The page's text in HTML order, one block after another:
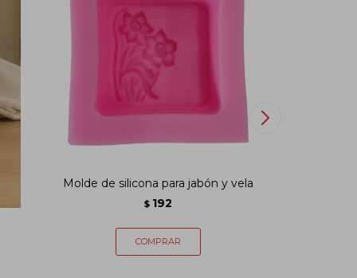
Molde de silicona para jabón y vela
$ 192